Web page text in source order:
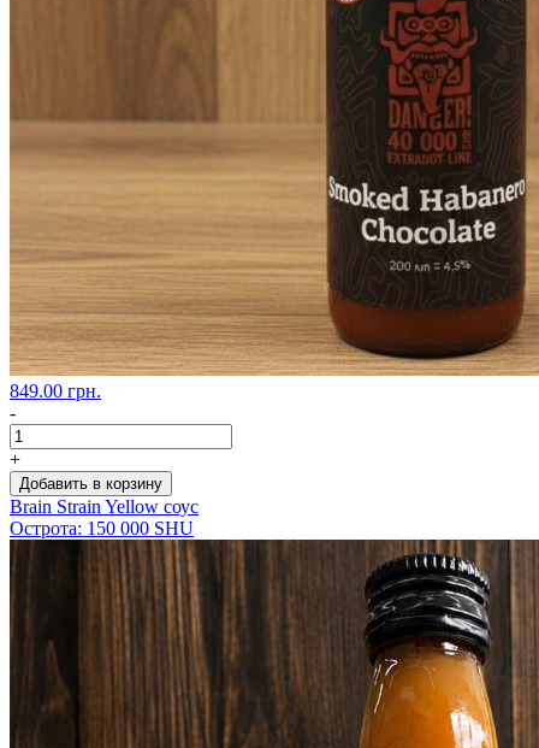
849.00 грн.
-
+
Добавить в корзину
Brain Strain Yellow соус
Острота: 150 000 SHU